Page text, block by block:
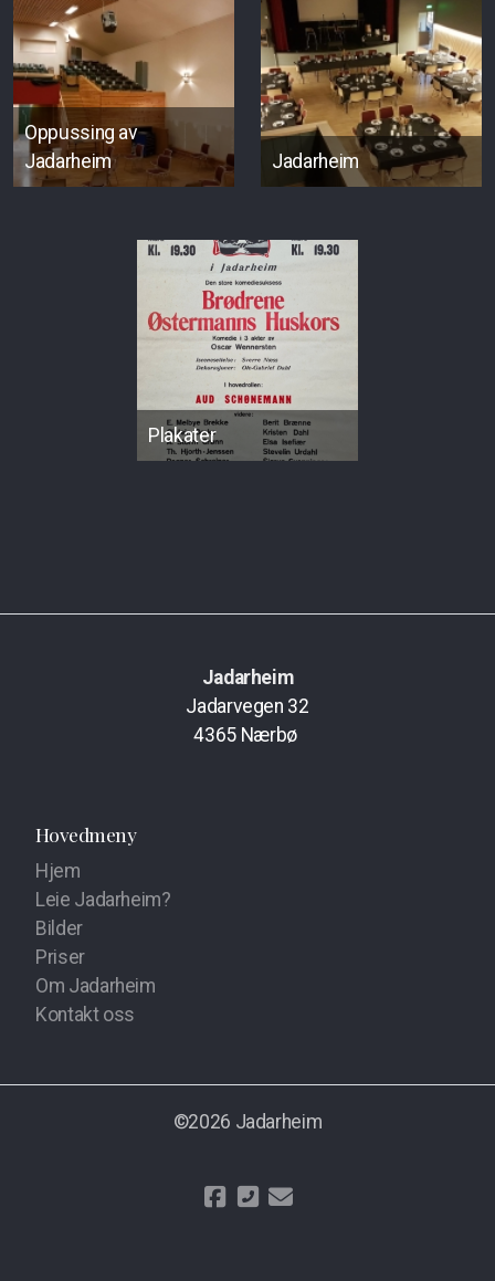
Oppussing av
Jadarheim
Jadarheim
Plakater
Jadarheim
Jadarvegen 32
4365 Nærbø
Hovedmeny
Hjem
Leie Jadarheim?
Bilder
Priser
Om Jadarheim
Kontakt oss
©2026 Jadarheim